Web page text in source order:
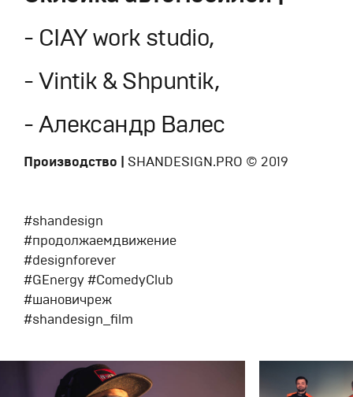
- CIAY work studio,
- Vintik & Shpuntik,
- Александр Валес
Производство | SHANDESIGN.PRO © 2019
#shandesign
#продолжаемдвижение
#designforever
#GEnergy #ComedyClub
#шановичреж
#shandesign_film